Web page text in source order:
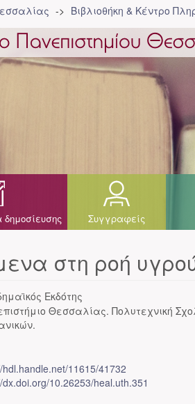
Βιβλιοθήκη & Κέντρο
Συγγραφείς
στη ροή
Εκδότης
Θεσσαλίας. Πολυτεχνική
hdl.handle.net/11615/41732
dx.doi.org/10.26253/heal.uth.351